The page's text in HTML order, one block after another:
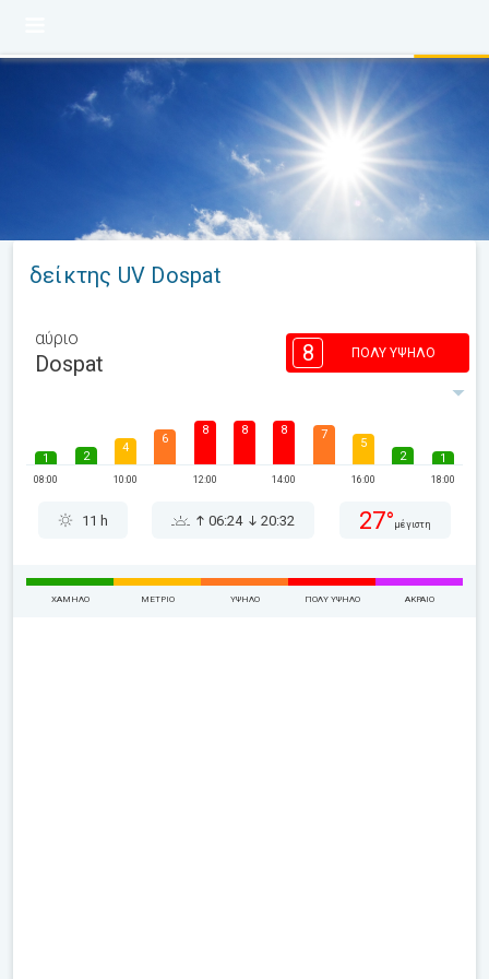
δείκτης UV Dospat
αύριο
Dospat 8 ΠΟΛΎ ΥΨΗΛΌ
1
08:00
2
4
10:00
6
8
12:00
8 8
14:00
7
5
16:00
2 1
18:00
11 h 06:24 20:32 27° μέγιστη
ΧΑΜΗΛΌ ΜΈΤΡΙΟ ΥΨΗΛΌ ΠΟΛΎ ΥΨΗΛΌ ΑΚΡΑΊΟ